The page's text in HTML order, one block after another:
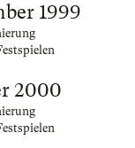
1999
2000